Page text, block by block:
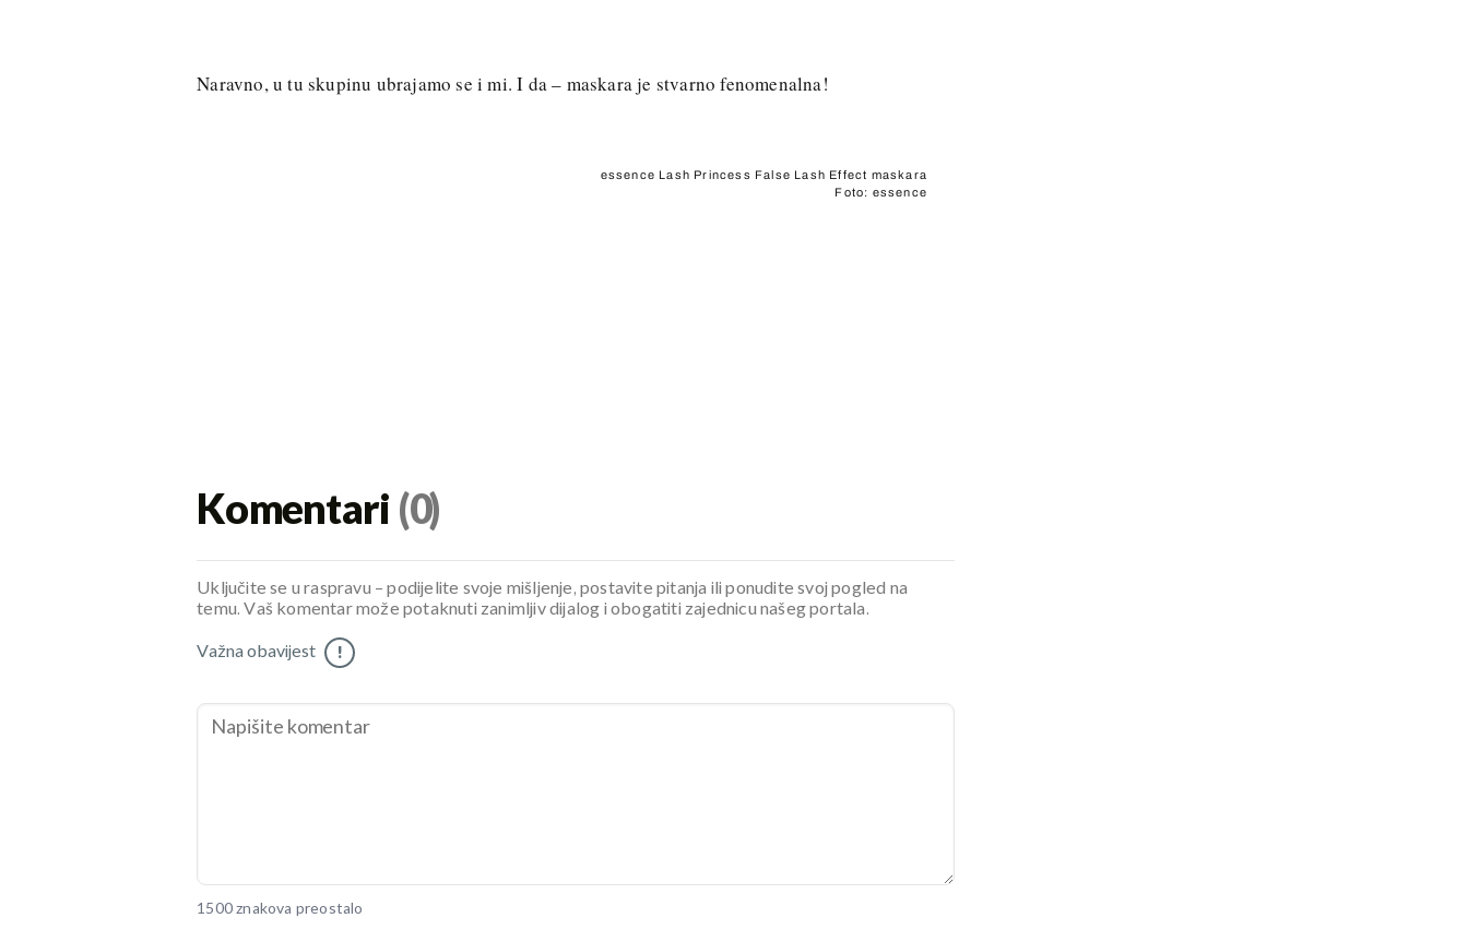
Naravno, u tu skupinu ubrajamo se i mi. I da – maskara je stvarno fenomenalna!
essence Lash Princess False Lash Effect maskara
Foto: essence
Komentari (0)
Uključite se u raspravu – podijelite svoje mišljenje, postavite pitanja ili ponudite svoj pogled na
temu. Vaš komentar može potaknuti zanimljiv dijalog i obogatiti zajednicu našeg portala.
Važna obavijest !
1500 znakova preostalo